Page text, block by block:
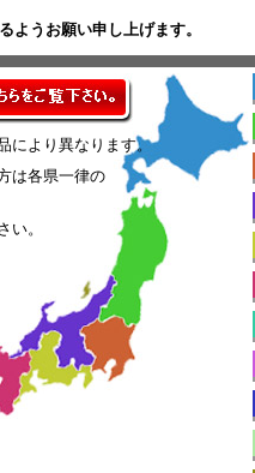
ようお願い申し上げます。
により異なります。
は各県一律の
い。